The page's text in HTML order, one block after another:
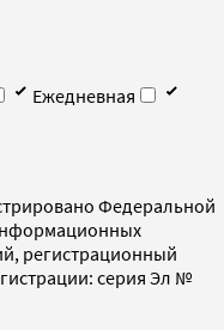
Ежедневная
Федеральной
регистрационный
серия Эл №